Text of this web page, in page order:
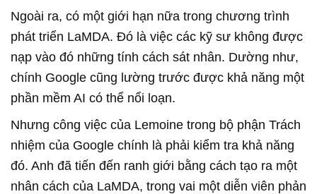
Ngoài ra, có một giới hạn nữa trong chương trình
phát triển LaMDA. Đó là việc các kỹ sư không được
nạp vào đó những tính cách sát nhân. Dường như,
chính Google cũng lường trước được khả năng một
phần mềm AI có thể nổi loạn.
Nhưng công việc của Lemoine trong bộ phận Trách
nhiệm của Google chính là phải kiểm tra khả năng
đó. Anh đã tiến đến ranh giới bằng cách tạo ra một
nhân cách của LaMDA, trong vai một diễn viên phản